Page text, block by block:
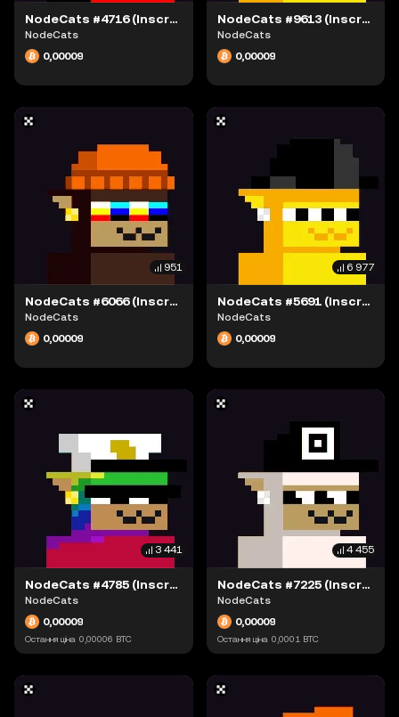
NodeCats #4716 (Inscription #63869439)
NodeCats
0,00009
NodeCats #9613 (Inscription #63869430)
NodeCats
0,00009
951
NodeCats #6066 (Inscription #63869437)
NodeCats
0,00009
6 977
NodeCats #5691 (Inscription #63869431)
NodeCats
0,00009
3 441
NodeCats #4785 (Inscription #63874020)
NodeCats
0,00009
Остання ціна 0,00006 BTC
4 455
NodeCats #7225 (Inscription #63881087)
NodeCats
0,00009
Остання ціна 0,0001 BTC